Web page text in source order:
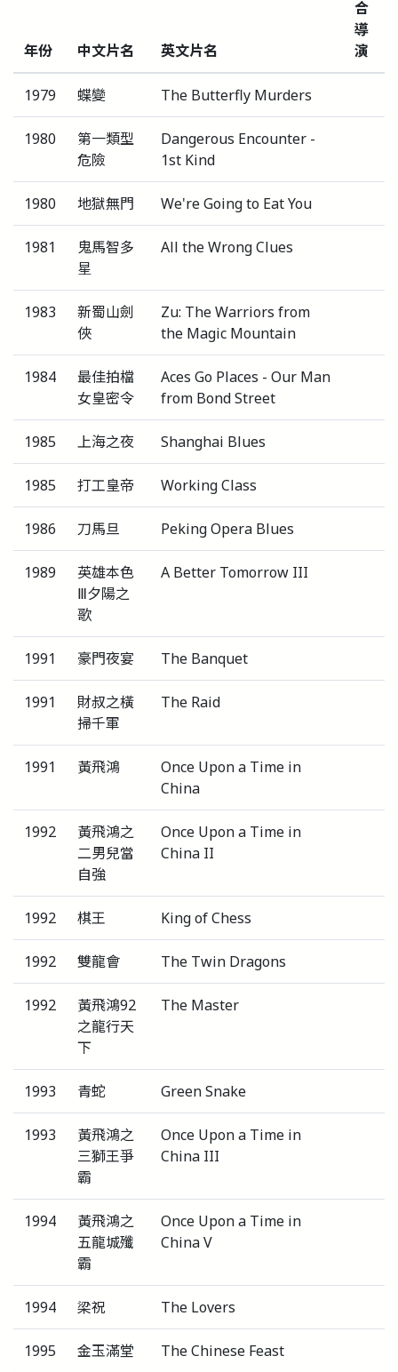
年份 中文片名 英文片名
合
導
演
1979 蝶變 The Butterfly Murders
1980
第一類型
危險
Dangerous Encounter -
1st Kind
1980 地獄無門 We're Going to Eat You
1981
鬼馬智多
星
All the Wrong Clues
1983
新蜀山劍
俠
Zu: The Warriors from
the Magic Mountain
1984
最佳拍檔
女皇密令
Aces Go Places - Our Man
from Bond Street
1985 上海之夜 Shanghai Blues
1985 打工皇帝 Working Class
1986 刀馬旦 Peking Opera Blues
1989
英雄本色
Ⅲ夕陽之
歌
A Better Tomorrow III
1991 豪門夜宴 The Banquet
1991
財叔之橫
掃千軍
The Raid
1991 黃飛鴻
Once Upon a Time in
China
1992
黃飛鴻之
二男兒當
自強
Once Upon a Time in
China II
1992 棋王 King of Chess
1992 雙龍會 The Twin Dragons
1992
黃飛鴻92
之龍行天
下
The Master
1993 青蛇 Green Snake
1993
黃飛鴻之
三獅王爭
霸
Once Upon a Time in
China III
1994
黃飛鴻之
五龍城殲
霸
Once Upon a Time in
China V
1994 梁祝 The Lovers
1995 金玉滿堂 The Chinese Feast